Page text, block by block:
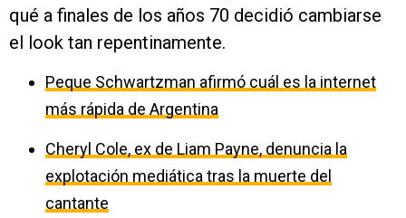
qué a finales de los años 70 decidió cambiarse
el look tan repentinamente.
Peque Schwartzman afirmó cuál es la internet
más rápida de Argentina
Cheryl Cole, ex de Liam Payne, denuncia la
explotación mediática tras la muerte del
cantante